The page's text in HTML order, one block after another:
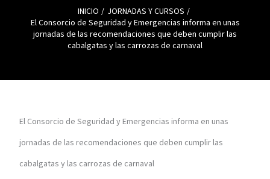
INICIO
JORNADAS Y CURSOS
El Consorcio de Seguridad y Emergencias informa en unas
jornadas de las recomendaciones que deben cumplir las
cabalgatas y las carrozas de carnaval
El Consorcio de Seguridad y Emergencias informa en unas
jornadas de las recomendaciones que deben cumplir las
cabalgatas y las carrozas de carnaval